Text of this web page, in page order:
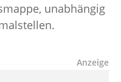
unabhängig